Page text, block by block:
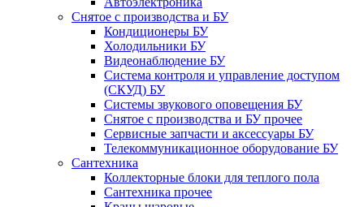
Снятое с производства и БУ
Кондиционеры БУ
Холодильники БУ
Видеонаблюдение БУ
Система контроля и управление доступом
(СКУД) БУ
Системы звукового оповещения БУ
Снятое с производства и БУ прочее
Сервисные запчасти и аксессуары БУ
Телекоммуникационное оборудование БУ
Сантехника
Коллекторные блоки для теплого пола
Сантехника прочее